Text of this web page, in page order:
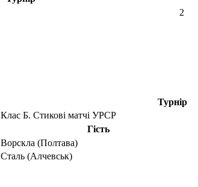
2
Турнір
Клас Б. Стикові матчі УРСР
Гість
Ворскла (Полтава)
Сталь (Алчевськ)